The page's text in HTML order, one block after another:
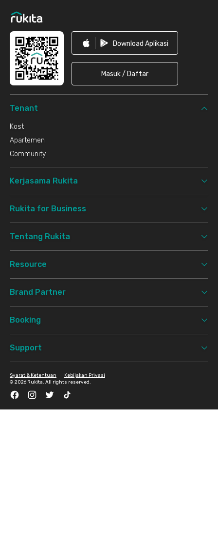
Download Aplikasi
Masuk / Daftar
Tenant
Kost
Apartemen
Community
Kerjasama Rukita
Rukita for Business
Tentang Rukita
Resource
Brand Partner
Booking
Support
© 2026 Rukita. All rights reserved.
Syarat & Ketentuan Kebijakan Privasi
FacebookInstagramTwitter TikTok